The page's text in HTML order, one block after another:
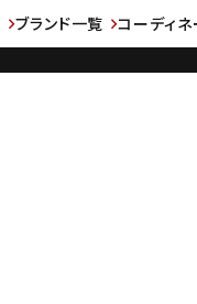
ブランド一覧
コーディネ